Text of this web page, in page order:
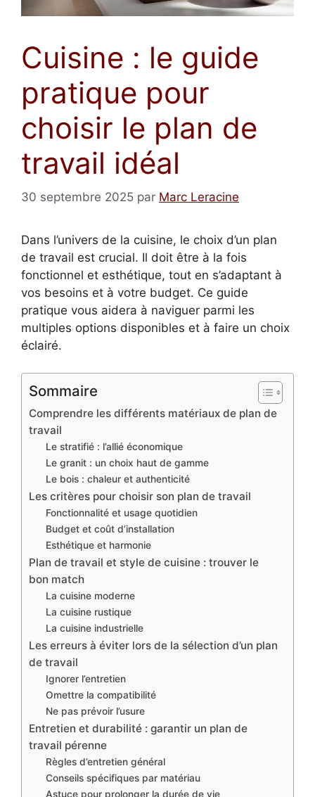
Cuisine : le guide
pratique pour
choisir le plan de
travail idéal
30 septembre 2025 par Marc Leracine
Dans l’univers de la cuisine, le choix d’un plan
de travail est crucial. Il doit être à la fois
fonctionnel et esthétique, tout en s’adaptant à
vos besoins et à votre budget. Ce guide
pratique vous aidera à naviguer parmi les
multiples options disponibles et à faire un choix
éclairé.
Sommaire
Comprendre les différents matériaux de plan de
travail
Le stratifié : l’allié économique
Le granit : un choix haut de gamme
Le bois : chaleur et authenticité
Les critères pour choisir son plan de travail
Fonctionnalité et usage quotidien
Budget et coût d’installation
Esthétique et harmonie
Plan de travail et style de cuisine : trouver le
bon match
La cuisine moderne
La cuisine rustique
La cuisine industrielle
Les erreurs à éviter lors de la sélection d’un plan
de travail
Ignorer l’entretien
Omettre la compatibilité
Ne pas prévoir l’usure
Entretien et durabilité : garantir un plan de
travail pérenne
Règles d’entretien général
Conseils spécifiques par matériau
Astuce pour prolonger la durée de vie